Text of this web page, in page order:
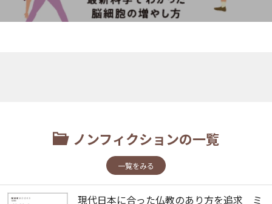
ノンフィクションの一覧
一覧をみる
現代日本に合った仏教のあり方を追求 ミ